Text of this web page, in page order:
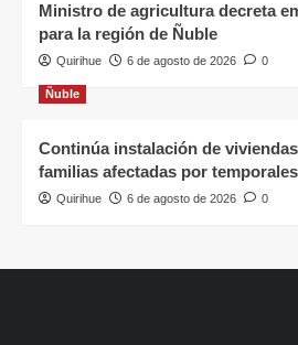
Ministro de agricultura decreta
para la región de Ñuble
Quirihue 6 de agosto de 2026 0
Ñuble
Continúa instalación de
familias afectadas por
Quirihue 6 de agosto de 2026 0